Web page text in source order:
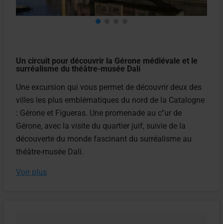
Un circuit pour découvrir la Gérone médiévale et le
surréalisme du théâtre-musée Dalí
Une excursion qui vous permet de découvrir deux des
villes les plus emblématiques du nord de la Catalogne
: Gérone et Figueras. Une promenade au c''ur de
Gérone, avec la visite du quartier juif, suivie de la
découverte du monde fascinant du surréalisme au
théâtre-musée Dalí.
Voir plus